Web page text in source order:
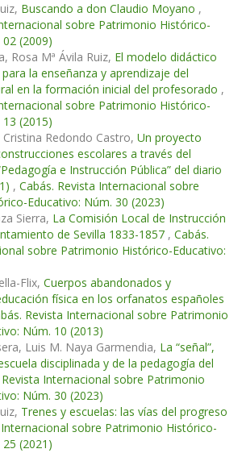
Buscando a don Claudio Moyano ,
sobre Patrimonio Histórico-
(2009)
Rosa Mª Ávila Ruiz, El modelo didáctico
la enseñanza y aprendizaje del
en la formación inicial del profesorado ,
sobre Patrimonio Histórico-
(2015)
Cristina Redondo Castro, Un proyecto
escolares a través del
e Instrucción Pública” del diario
, Cabás. Revista Internacional sobre
Educativo: Núm. 30 (2023)
Sierra, La Comisión Local de Instrucción
de Sevilla 1833-1857 , Cabás.
sobre Patrimonio Histórico-Educativo:
Flix, Cuerpos abandonados y
física en los orfanatos españoles
Revista Internacional sobre Patrimonio
Núm. 10 (2013)
Luis M. Naya Garmendia, La “señal”,
disciplinada y de la pedagogía del
Revista Internacional sobre Patrimonio
Núm. 30 (2023)
Trenes y escuelas: las vías del progreso
Internacional sobre Patrimonio Histórico-
(2021)